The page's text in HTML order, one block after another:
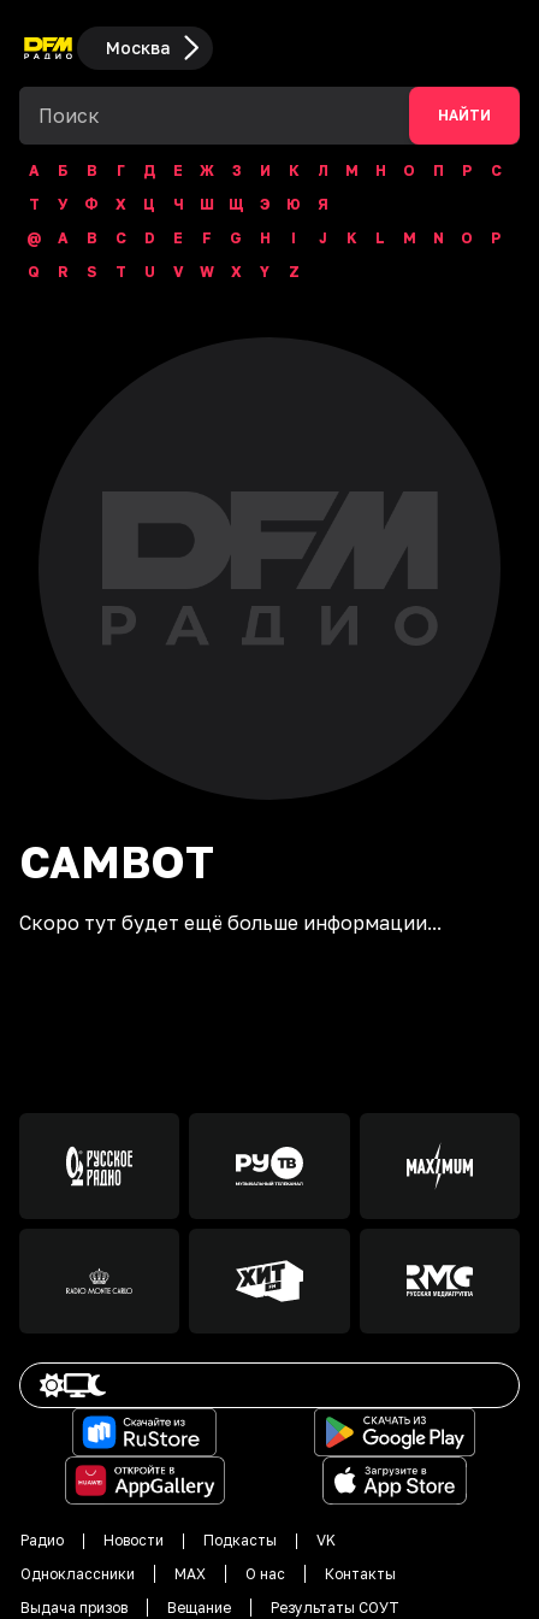
Москва
НАЙТИ
А Б В Г Д Е Ж З И К Л М Н О П Р
С
Т
У Ф Х Ц Ч Ш Щ Э Ю
Я
@
A B C D E F G H I J K L M N O
P
Q
R S T U V W X Y Z
CAMBOT
Скоро тут будет ещё больше информации...
Радио Новости Подкасты
VK
Одноклассники
MAX О нас
Контакты
Выдача призов
Вещание Результаты СОУТ